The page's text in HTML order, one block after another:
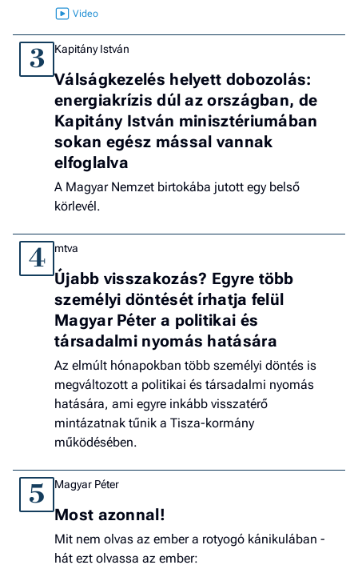
3 Kapitány István
Válságkezelés helyett dobozolás:
energiakrízis dúl az országban, de
Kapitány István minisztériumában
sokan egész mással vannak
elfoglalva
A Magyar Nemzet birtokába jutott egy belső
körlevél.
4 mtva
Újabb visszakozás? Egyre több
személyi döntését írhatja felül
Magyar Péter a politikai és
társadalmi nyomás hatására
Az elmúlt hónapokban több személyi döntés is
megváltozott a politikai és társadalmi nyomás
hatására, ami egyre inkább visszatérő
mintázatnak tűnik a Tisza-kormány
működésében.
5 Magyar Péter
Most azonnal!
Mit nem olvas az ember a rotyogó kánikulában -
hát ezt olvassa az ember: